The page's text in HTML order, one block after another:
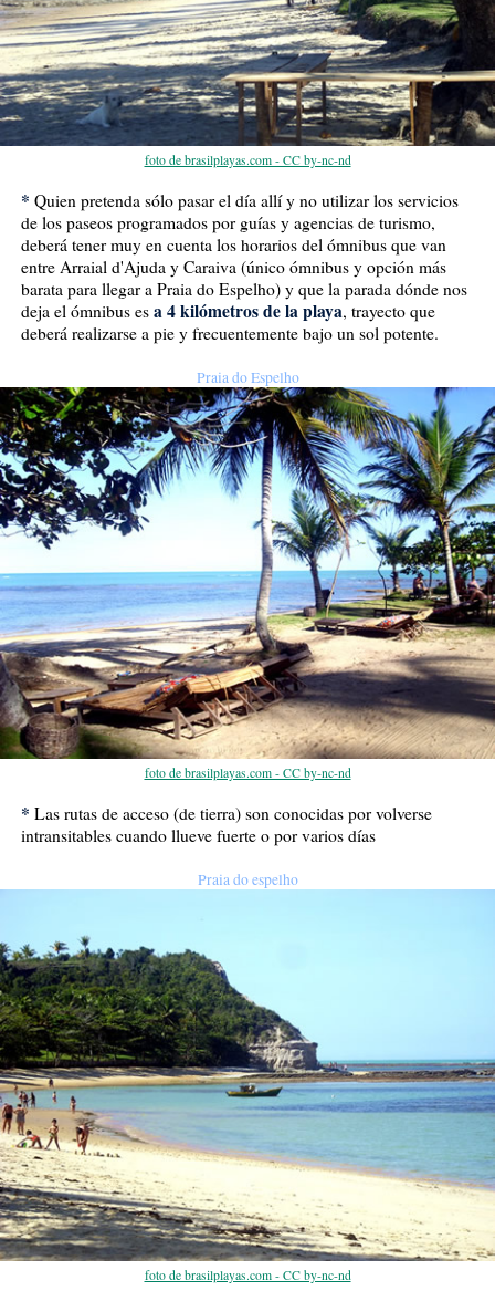
foto de brasilplayas.com - CC by-nc-nd
* Quien pretenda sólo pasar el día allí y no utilizar los servicios
de los paseos programados por guías y agencias de turismo,
deberá tener muy en cuenta los horarios del ómnibus que van
entre Arraial d'Ajuda y Caraiva (único ómnibus y opción más
barata para llegar a Praia do Espelho) y que la parada dónde nos
deja el ómnibus es a 4 kilómetros de la playa, trayecto que
deberá realizarse a pie y frecuentemente bajo un sol potente.
Praia do Espelho
foto de brasilplayas.com - CC by-nc-nd
* Las rutas de acceso (de tierra) son conocidas por volverse
intransitables cuando llueve fuerte o por varios días
Praia do espelho
foto de brasilplayas.com - CC by-nc-nd